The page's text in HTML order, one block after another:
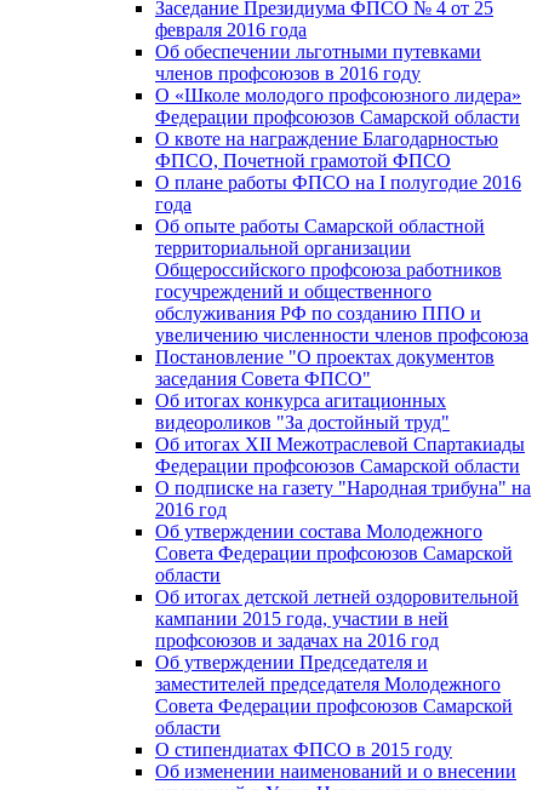
Заседание Президиума ФПСО № 4 от 25
февраля 2016 года
Об обеспечении льготными путевками
членов профсоюзов в 2016 году
О «Школе молодого профсоюзного лидера»
Федерации профсоюзов Самарской области
О квоте на награждение Благодарностью
ФПСО, Почетной грамотой ФПСО
О плане работы ФПСО на I полугодие 2016
года
Об опыте работы Самарской областной
территориальной организации
Общероссийского профсоюза работников
госучреждений и общественного
обслуживания РФ по созданию ППО и
увеличению численности членов профсоюза
Постановление "О проектах документов
заседания Совета ФПСО"
Об итогах конкурса агитационных
видеороликов "За достойный труд"
Об итогах XII Межотраслевой Спартакиады
Федерации профсоюзов Самарской области
О подписке на газету "Народная трибуна" на
2016 год
Об утверждении состава Молодежного
Совета Федерации профсоюзов Самарской
области
Об итогах детской летней оздоровительной
кампании 2015 года, участии в ней
профсоюзов и задачах на 2016 год
Об утверждении Председателя и
заместителей председателя Молодежного
Совета Федерации профсоюзов Самарской
области
О стипендиатах ФПСО в 2015 году
Об изменении наименований и о внесении